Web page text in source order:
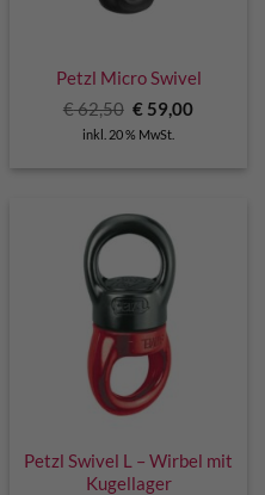
Petzl Micro Swivel
€62,50 Ursprünglicher
Preis
war:
€ 59,00
inkl. 20 % MwSt.
Petzl Swivel L – Wirbel mit
Kugellager